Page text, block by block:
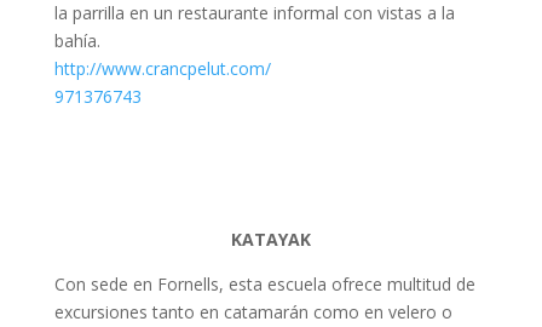
la parrilla en un restaurante informal con vistas a la
bahía.
http://www.crancpelut.com/
971376743
KATAYAK
Con sede en Fornells, esta escuela ofrece multitud de
excursiones tanto en catamarán como en velero o